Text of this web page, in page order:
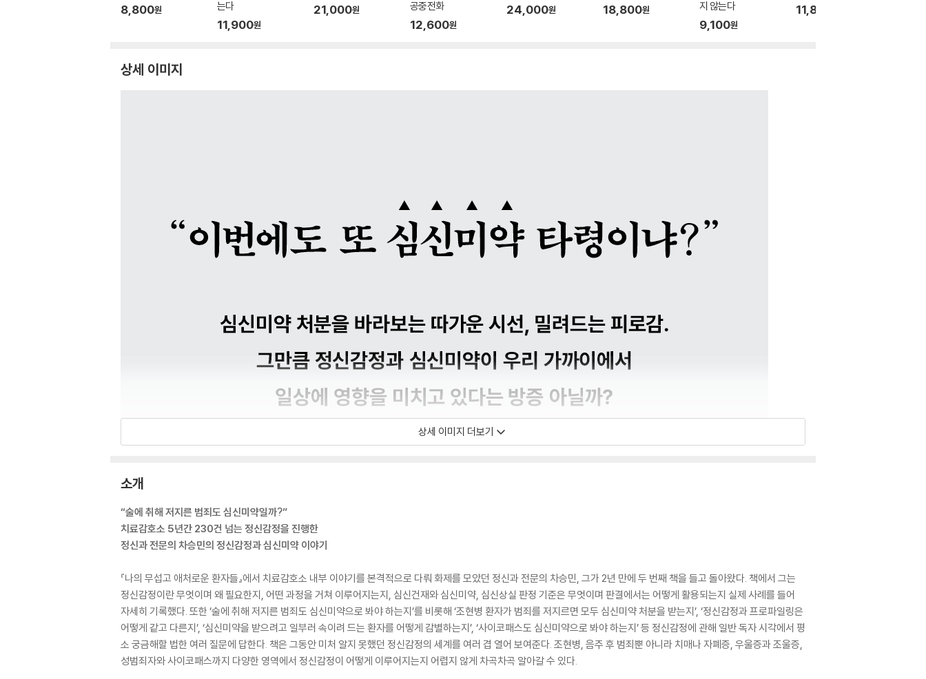
8,800원
는다
11,900원
21,000원
공중전화
12,600원
24,000원 18,800원
지 않는다
9,100원
11,800
상세 이미지
상세 이미지 더보기
소개
“술에 취해 저지른 범죄도 심신미약일까?”
치료감호소 5년간 230건 넘는 정신감정을 진행한
정신과 전문의 차승민의 정신감정과 심신미약 이야기
『나의 무섭고 애처로운 환자들』에서 치료감호소 내부 이야기를 본격적으로 다뤄 화제를 모았던 정신과 전문의 차승민, 그가 2년 만에 두 번째 책을 들고 돌아왔다. 책에서 그는
정신감정이란 무엇이며 왜 필요한지, 어떤 과정을 거쳐 이루어지는지, 심신건재와 심신미약, 심신상실 판정 기준은 무엇이며 판결에서는 어떻게 활용되는지 실제 사례를 들어
자세히 기록했다. 또한 ‘술에 취해 저지른 범죄도 심신미약으로 봐야 하는지’를 비롯해 ‘조현병 환자가 범죄를 저지르면 모두 심신미약 처분을 받는지’, ‘정신감정과 프로파일링은
어떻게 같고 다른지’, ‘심신미약을 받으려고 일부러 속이려 드는 환자를 어떻게 감별하는지’, ‘사이코패스도 심신미약으로 봐야 하는지’ 등 정신감정에 관해 일반 독자 시각에서 평
소 궁금해할 법한 여러 질문에 답한다. 책은 그동안 미처 알지 못했던 정신감정의 세계를 여러 겹 열어 보여준다. 조현병, 음주 후 범죄뿐 아니라 치매나 자폐증, 우울증과 조울증,
성범죄자와 사이코패스까지 다양한 영역에서 정신감정이 어떻게 이루어지는지 어렵지 않게 차곡차곡 알아갈 수 있다.